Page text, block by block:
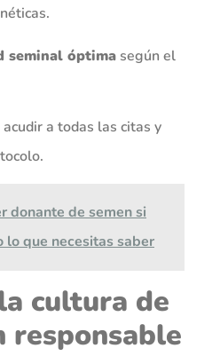
seminal óptima según el
a todas las citas y
donante de semen si
lo que necesitas saber
cultura de
responsable